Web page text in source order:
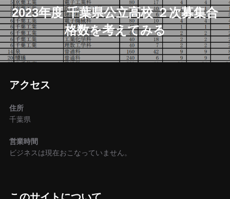
ナ
ビ
ゲ
ー
ョ
ン
2023年度 千葉県公立高校 ２次募集合
格数を考えてみる
アクセス
住所
千葉県
営業時間
ビジネスは現在おこなっていません。